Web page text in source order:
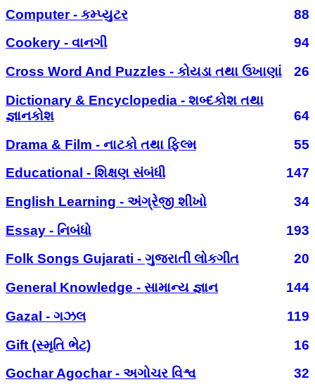
Computer - કમ્પ્યુટર
88
Cookery - વાનગી
94
Cross Word And Puzzles - કોયડા તથા ઉખાણાં
26
Dictionary & Encyclopedia - શબ્દકોશ તથા
જ્ઞાનકોશ
64
Drama & Film - નાટકો તથા ફિલ્મ
55
Educational - શિક્ષણ સંબંધી
147
English Learning - અંગ્રેજી શીખો
34
Essay - નિબંધો
193
Folk Songs Gujarati - ગુજરાતી લોકગીત
20
General Knowledge - સામાન્ય જ્ઞાન
144
Gazal - ગઝલ
119
Gift (સ્મૃતિ ભેટ)
16
Gochar Agochar - અગોચર વિશ્વ
32